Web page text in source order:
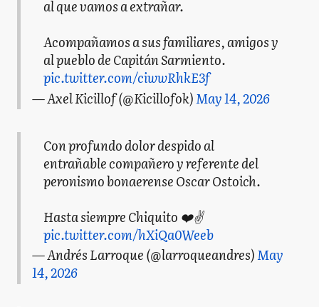
al que vamos a extrañar.
Acompañamos a sus familiares, amigos y
al pueblo de Capitán Sarmiento.
pic.twitter.com/ciwwRhkE3f
— Axel Kicillof (@Kicillofok)May 14, 2026
Con profundo dolor despido al
entrañable compañero y referente del
peronismo bonaerense Oscar Ostoich.
Hasta siempre Chiquito ❤️✌️
pic.twitter.com/hXiQa0Weeb
— Andrés Larroque (@larroqueandres)May
14, 2026